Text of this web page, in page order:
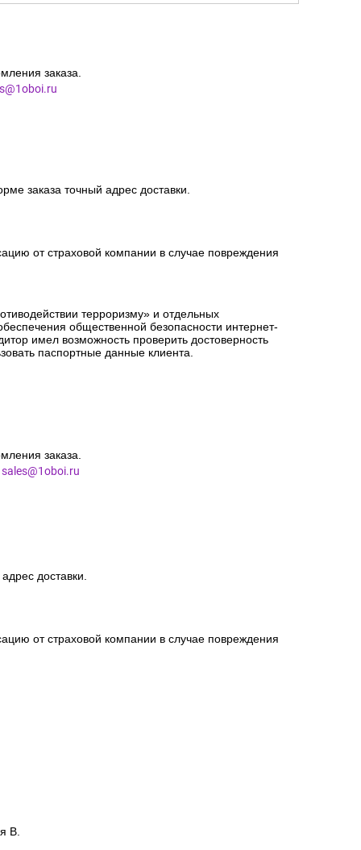
заказа.
заказа точный адрес доставки.
от страховой компании в случае повреждения
терроризму» и отдельных
общественной безопасности интернет-
имел возможность проверить достоверность
паспортные данные клиента.
заказа.
sales@1oboi.ru
доставки.
от страховой компании в случае повреждения
В.